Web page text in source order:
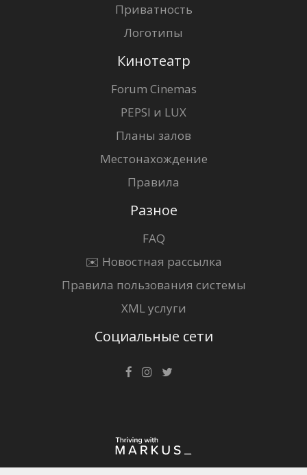
Приватность
Логотипы
Кинотеатр
Forum Cinemas
PEPSI и LUX
Планы залов
Местонахождение
Правила
Разное
FAQ
✉️ Новостная рассылка
Правила пользования системы
XML услуги
Социальные сети